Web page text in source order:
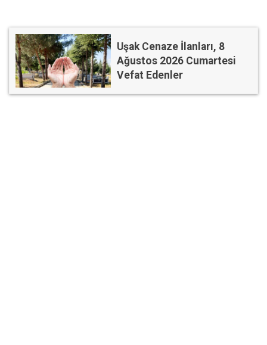
Uşak Cenaze İlanları, 8
Ağustos 2026 Cumartesi
Vefat Edenler